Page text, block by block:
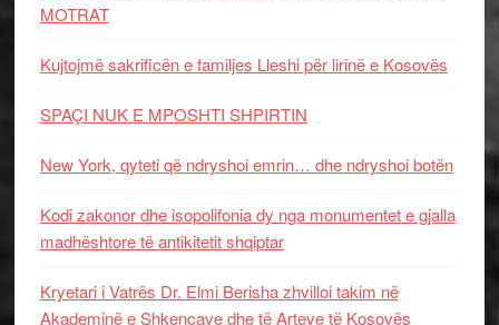
MOTRAT
Kujtojmë sakrificën e familjes Lleshi për lirinë e Kosovës
SPAÇI NUK E MPOSHTI SHPIRTIN
New York, qyteti që ndryshoi emrin… dhe ndryshoi botën
Kodi zakonor dhe isopolifonia dy nga monumentet e gjalla
madhështore të antikitetit shqiptar
Kryetari i Vatrës Dr. Elmi Berisha zhvilloi takim në
Akademinë e Shkencave dhe të Arteve të Kosovës